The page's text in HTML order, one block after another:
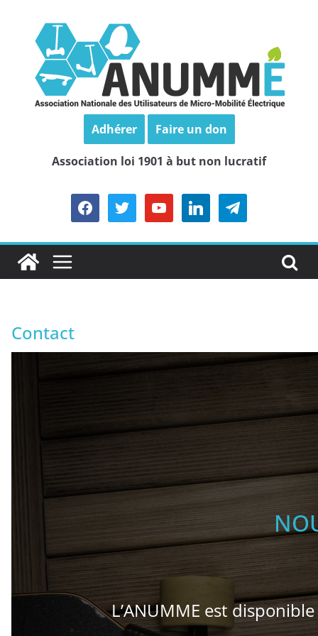
contenu
Adhérer Faire un don
Association loi 1901 à but non lucratif
facebook twitter youtube linkedin telegram
Contact
L’ANUMME est